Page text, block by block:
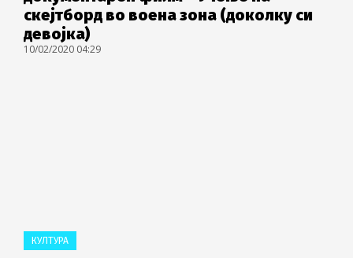
скејтборд во воена зона (доколку си
девојка)
10/02/2020 04:29
КУЛТУРА